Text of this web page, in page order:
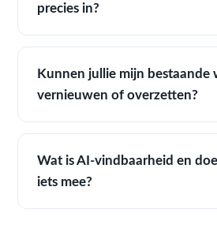
precies in?
Kunnen jullie mijn bestaande
vernieuwen of overzetten?
Wat is AI-vindbaarheid en
iets mee?